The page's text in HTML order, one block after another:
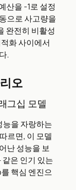
산을 -1로 설정
으로 사고량을
완전히 비활성
화 사이에서
.
오
그십 모델
을 자랑하는
르면, 이 모델
난 성능을 보
은 인기 있는
핵심 엔진으